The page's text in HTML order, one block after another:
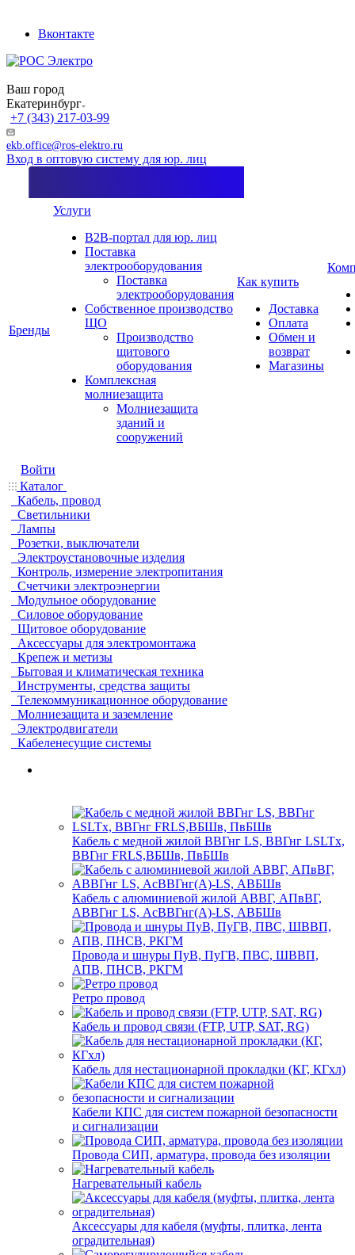
Вконтакте
Ваш город
Екатеринбург
+7 (343) 217-03-99
ekb.office@ros-elektro.ru
Вход в оптовую систему для юр. лиц
Бренды
Услуги
B2B-портал для юр. лиц
Поставка
электрооборудования
Поставка
электрооборудования
Собственное производство
ЩО
Производство
щитового
оборудования
Комплексная
молниезащита
Молниезащита
зданий и
сооружений
Как купить
Доставка
Оплата
Обмен и
возврат
Магазины
Войти
Каталог
Кабель, провод
Светильники
Лампы
Розетки, выключатели
Электроустановочные изделия
Контроль, измерение электропитания
Счетчики электроэнергии
Модульное оборудование
Силовое оборудование
Щитовое оборудование
Аксессуары для электромонтажа
Крепеж и метизы
Бытовая и климатическая техника
Инструменты, средства защиты
Телекоммуникационное оборудование
Молниезащита и заземление
Электродвигатели
Кабеленесущие системы
Кабель с медной жилой ВВГнг LS, ВВГнг LSLTx,
ВВГнг FRLS,ВБШв, ПвБШв
Кабель с алюминиевой жилой АВВГ, АПвВГ,
АВВГнг LS, АсВВГнг(А)-LS, АВБШв
Провода и шнуры ПуВ, ПуГВ, ПВС, ШВВП,
АПВ, ПНСВ, РКГМ
Ретро провод
Кабель и провод связи (FTP, UTP, SAT, RG)
Кабель для нестационарной прокладки (КГ, КГхл)
Кабели КПС для систем пожарной безопасности
и сигнализации
Провода СИП, арматура, провода без изоляции
Нагревательный кабель
Аксессуары для кабеля (муфты, плитка, лента
оградительная)